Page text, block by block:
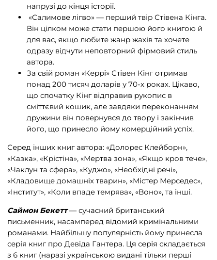
напрузі до кінця історії.
«Салимове лігво» — перший твір Стівена Кінга.
Він цілком може стати першою його книгою й
для вас, якщо любите жанр жахів та хочете
одразу відчути неповторний фірмовий стиль
автора.
За свій роман «Керрі» Стівен Кінг отримав
понад 200 тисяч доларів у 70-х роках. Цікаво,
що спочатку Кінг відправив рукопис в
сміттєвий кошик, але завдяки переконанням
дружини він повернувся до твору і закінчив
його, що принесло йому комерційний успіх.
Серед інших книг автора: «Долорес Клейборн»,
«Казка», «Крістіна», «Мертва зона», «Якщо кров тече»,
«Чаклун та сфера», «Куджо», «Необхідні речі»,
«Кладовище домашніх тварин», «Містер Мерседес»,
«Інститут», «Коли впаде темрява», «Воно», та інші.
Саймон Бекетт— сучасний британський
письменник, насамперед відомий кримінальними
романами. Найбільшу популярність йому принесла
серія книг про Девіда Гантера. Ця серія складається
з 6 книг (наразі українською видані тільки перші